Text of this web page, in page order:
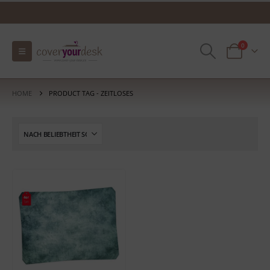
0
HOME PRODUCT TAG - ZEITLOSES